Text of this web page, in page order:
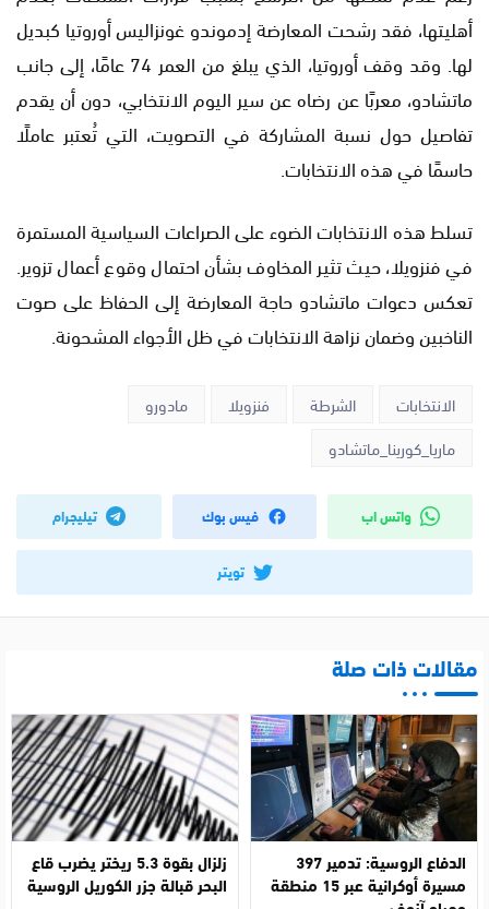
أهليتها، فقد رشحت المعارضة إدموندو غونزاليس أوروتيا كبديل
لها. وقد وقف أوروتيا، الذي يبلغ من العمر 74 عامًا، إلى جانب
ماتشادو، معربًا عن رضاه عن سير اليوم الانتخابي، دون أن يقدم
تفاصيل حول نسبة المشاركة في التصويت، التي تُعتبر عاملًا
حاسمًا في هذه الانتخابات.
تسلط هذه الانتخابات الضوء على الصراعات السياسية المستمرة
في فنزويلا، حيث تثير المخاوف بشأن احتمال وقوع أعمال تزوير.
تعكس دعوات ماتشادو حاجة المعارضة إلى الحفاظ على صوت
الناخبين وضمان نزاهة الانتخابات في ظل الأجواء المشحونة.
الانتخابات الشرطة فنزويلا
مادورو
ماريا_كورينا_ماتشادو
واتس اب فيس بوك تيليجرام
تويتر
مقالات ذات صلة
الدفاع الروسية: تدمير 397
مسيرة أوكرانية عبر 15 منطقة
زلزال بقوة 5.3 ريختر يضرب قاع
البحر قبالة جزر الكوريل الروسية